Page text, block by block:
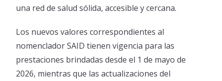
una red de salud sólida, accesible y cercana.
Los nuevos valores correspondientes al
nomenclador SAID tienen vigencia para las
prestaciones brindadas desde el 1 de mayo de
2026, mientras que las actualizaciones del